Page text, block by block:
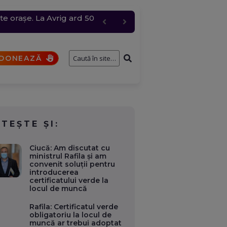
orașe. La Avrig ard 50
întâmplă cu cererile și
pentru „Anna”
de până la 4
ȘI:
Ciucă: Am discutat cu
ministrul Rafila şi am
convenit soluţii pentru
introducerea
certificatului verde la
locul de muncă
Rafila: Certificatul verde
obligatoriu la locul de
muncă ar trebui adoptat